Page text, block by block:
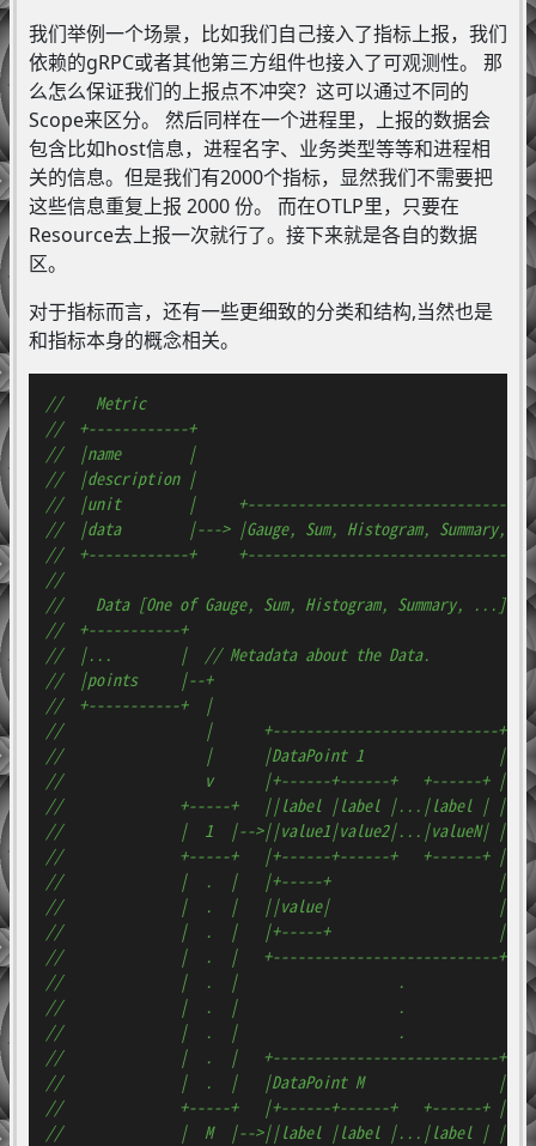
我们举例一个场景，比如我们自己接入了指标上报，我们
依赖的gRPC或者其他第三方组件也接入了可观测性。 那
么怎么保证我们的上报点不冲突？这可以通过不同的
Scope来区分。 然后同样在一个进程里，上报的数据会
包含比如host信息，进程名字、业务类型等等和进程相
关的信息。但是我们有2000个指标，显然我们不需要把
这些信息重复上报 2000 份。 而在OTLP里，只要在
Resource去上报一次就行了。接下来就是各自的数据
区。
对于指标而言，还有一些更细致的分类和结构,当然也是
和指标本身的概念相关。
//    Metric
//  +------------+
//  |name        |
//  |description |
//  |unit        |
//  |data        |---> |Gauge, Sum, Histogram, Summary,
//  +------------+
//
//    Data [One of Gauge, Sum, Histogram, Summary, ...]
//  +-----------+
//  |...        |  // Metadata about the Data.
//  |points     |--+
//  +-----------+  |
//                 |      +---------------------------+
//                 |      |DataPoint 1                |
//                 v      |+------+------+   +------+ |
//              +-----+   ||label |label |...|label | |
//              |  1  |-->||value1|value2|...|valueN| |
//              +-----+   |+------+------+   +------+ |
//              |  .  |   |+-----+                    |
//              |  .  |   ||value|                    |
//              |  .  |   |+-----+                    |
//              |  .  |   +---------------------------+
//              |  .  |                   .
//              |  .  |                   .
//              |  .  |                   .
//              |  .  |   +---------------------------+
//              |  .  |   |DataPoint M                |
//              +-----+   |+------+------+   +------+ |
//              |  M  |-->||label |label |...|label | |